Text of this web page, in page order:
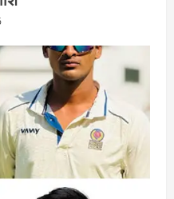
कार्यक्रम संपन्न
लाइफ स्टाइल
को मिलेगी रफ्तार, लालपुर–
चौड़ीकरण का इंतजार